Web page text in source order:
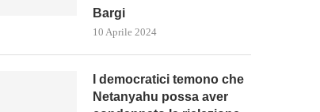
Bargi
10 Aprile 2024
I democratici temono che
Netanyahu possa aver